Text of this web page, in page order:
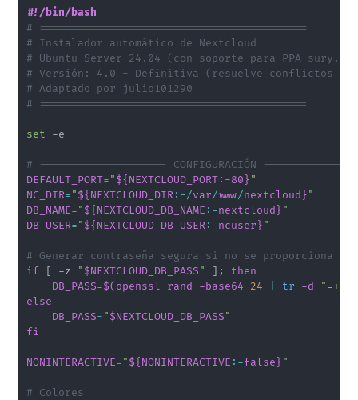
#!/bin/bash
# ==========================================
# Instalador automático de Nextcloud
# Ubuntu Server 24.04 (con soporte para PPA
# Versión: 4.0 - Definitiva (resuelve conflictos de
# Adaptado por julio101290
# ==========================================
set -e
# -------------------- CONFIGURACIÓN
DEFAULT_PORT="${NEXTCLOUD_PORT:-80}"
NC_DIR="${NEXTCLOUD_DIR:-/var/www/nextcloud}"
DB_NAME="${NEXTCLOUD_DB_NAME :-nextcloud}"
DB_USER="${NEXTCLOUD_DB_USER:-ncuser}"
# Generar contraseña segura si no se proporciona
if
[ -z "$NEXTCLOUD_DB_PASS" ] ;
then
DB_PASS=$( openssl rand -base64 24 tr -d "=+/"
else
DB_PASS="$NEXTCLOUD_DB_PASS"
fi
NONINTERACTIVE="${NONINTERACTIVE :-false}"
# Colores